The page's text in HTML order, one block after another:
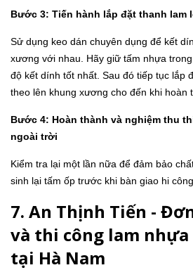
Bước 3: Tiến hành lắp đặt thanh lam
Sử dụng keo dán chuyên dụng để kết
xương với nhau. Hãy giữ tấm nhựa
độ kết dính tốt nhất. Sau đó tiếp tục lắp
theo lên khung xương cho đến khi hoàn
Bước 4: Hoàn thành và nghiệm thu
ngoài trời
Kiểm tra lại một lần nữa để đảm bảo
sinh lại tấm ốp trước khi bàn giao hi
7. An Thịnh Tiến -
và thi công lam
tại Hà Nam